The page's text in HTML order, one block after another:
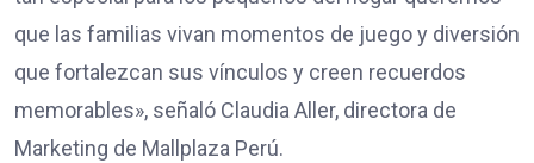
que las familias vivan momentos de juego y diversión
que fortalezcan sus vínculos y creen recuerdos
memorables», señaló Claudia Aller, directora de
Marketing de Mallplaza Perú.